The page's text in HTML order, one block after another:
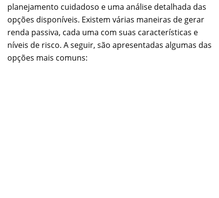
planejamento cuidadoso e uma análise detalhada das
opções disponíveis. Existem várias maneiras de gerar
renda passiva, cada uma com suas características e
níveis de risco. A seguir, são apresentadas algumas das
opções mais comuns: